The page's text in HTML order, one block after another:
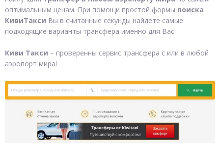
оптимальным ценам. При помощи простой формы поиска
КивиТакси Вы в считанные секунды найдете самые
подходящие варианты трансфера именно для Вас!
Киви Такси – проверенны сервис трансфера с или в любой
аэропорт мира!